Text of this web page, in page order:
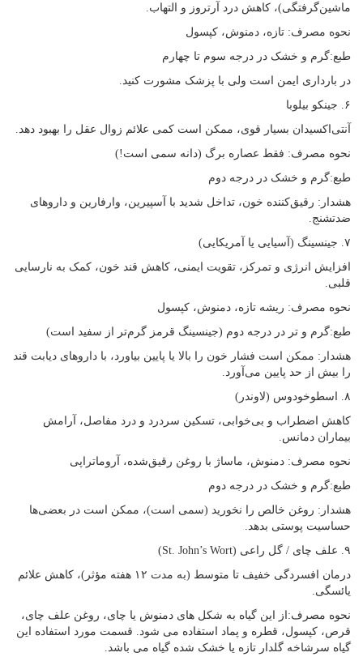
ماشین‌گرفتگی)، کاهش درد آرتروز و التهاب.
نحوه مصرف: تازه، دمنوش، کپسول
طبع:گرم و خشک در درجه سوم تا چهارم
در بارداری ایمن است ولی با پزشک مشورت کنید.
۶. جینکو بیلوبا
آنتی‌اکسیدان بسیار قوی، ممکن است کمی علائم زوال عقل را بهبود دهد.
نحوه مصرف: فقط عصاره برگ (دانه سمی است!)
طبع:گرم و خشک در درجه دوم
هشدار: رقیق‌کننده خون، تداخل شدید با آسپیرین، وارفارین و داروهای
ضدتشنج.
۷. جینسینگ (آسیایی یا آمریکایی)
افزایش انرژی و تمرکز، تقویت ایمنی، کاهش قند خون، کمک به نارسایی
قلبی.
نحوه مصرف: ریشه تازه، دمنوش، کپسول
طبع:گرم و تر در درجه دوم (جینسینگ قرمز گرم‌تر از سفید است)
هشدار: ممکن است فشار خون را بالا یا پایین بیاورد، با داروهای دیابت قند
را بیش از حد پایین می‌آورد.
۸. اسطوخودوس (لاوندر)
کاهش اضطراب و بی‌خوابی، تسکین سردرد و درد مفاصل، آرامش
بیماران دمانس.
نحوه مصرف: دمنوش، ماساژ با روغن رقیق‌شده، آروماتراپی
طبع:گرم و خشک در درجه دوم
هشدار: روغن خالص را نخورید (سمی است)، ممکن است در بعضی‌ها
حساسیت پوستی بدهد.
۹. علف چای / گل راعی (St. John’s Wort)
درمان افسردگی خفیف تا متوسط (به مدت ۱۲ هفته مؤثر)، کاهش علائم
یائسگی.
نحوه مصرف:از این گیاه به شکل های دمنوش یا چای، روغن علف چای،
قرص، کپسول، قطره و پماد استفاده می شود. قسمت مورد استفاده این
گیاه سرشاخه گلدار تازه یا خشک شده گیاه می باشد.